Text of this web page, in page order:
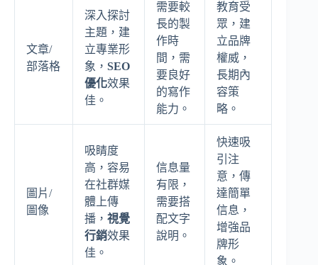
文章/
部落格
深入探討
主題，建
立專業形
象， SEO
優化效果
佳。
需要較
長的製
作時
間，需
要良好
的寫作
能力。
教育受
眾，建
立品牌
權威，
長期內
容策
略。
圖片/
圖像
吸睛度
高，容易
在社群媒
體上傳
播， 視覺
行銷效果
佳。
信息量
有限，
需要搭
配文字
說明。
快速吸
引注
意，傳
達簡單
信息，
增強品
牌形
象。